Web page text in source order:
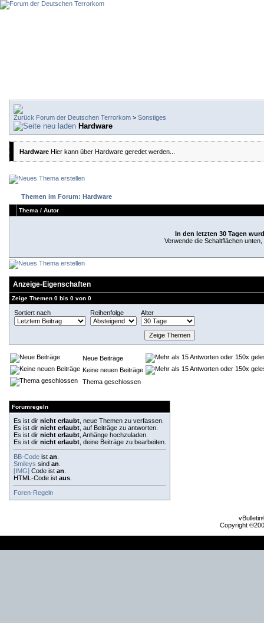
Forum der Deutschen Terrorkom > Sonstiges
Hardware
Hardware Hier kann über Hardware geredet werden...
Themen im Forum: Hardware
Thema / Autor
In den letzten 30 Tagen
Verwende die Schaltflächen
Anzeige-Eigenschaften
Zeige Themen 0 bis 0 von 0
Sortiert nach Reihenfolge Alter
Neue Beiträge
Keine neuen Beiträge
Thema geschlossen
Forumregeln
Es ist dir nicht erlaubt , neue Themen zu verfassen.
Es ist dir nicht erlaubt , auf Beiträge zu antworten.
Es ist dir nicht erlaubt , Anhänge hochzuladen.
Es ist dir nicht erlaubt , deine Beiträge zu bearbeiten.
BB-Code ist an
Smileys sind an
[IMG] Code ist an
HTML-Code ist aus
Foren-Regeln
Copyright